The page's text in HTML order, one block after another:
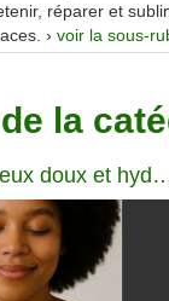
réparer et
› voir la sous-
la
Miel pour cheveux